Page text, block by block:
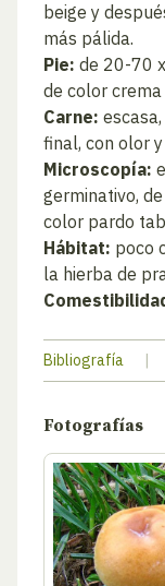
beige y
más pálida.
Pie: de 20-70
de color
Carne:
final, con olor
Microscopía:
germinativo,
color pardo
Hábitat: poco
la hierba de
Bibliografía |
Fotografías